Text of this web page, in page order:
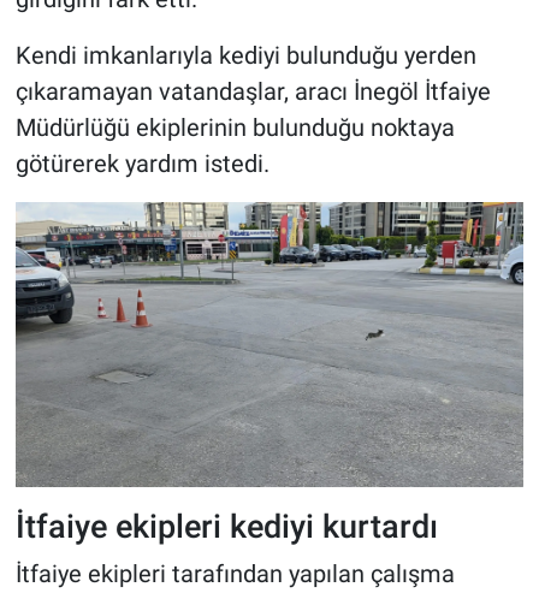
Kendi imkanlarıyla kediyi bulunduğu yerden
çıkaramayan vatandaşlar, aracı İnegöl İtfaiye
Müdürlüğü ekiplerinin bulunduğu noktaya
götürerek yardım istedi.
İtfaiye ekipleri kediyi kurtardı
İtfaiye ekipleri tarafından yapılan çalışma